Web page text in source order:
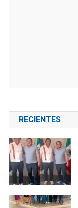
RECIENTES